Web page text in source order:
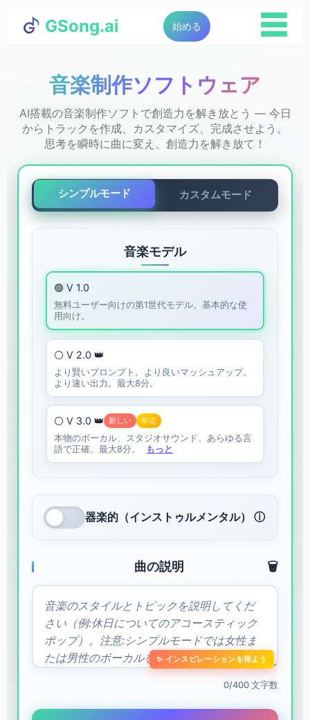
GSong.ai 始める ☰
音楽制作ソフトウェア
AI搭載の音楽制作ソフトで創造力を解き放とう — 今日
からトラックを作成、カスタマイズ、完成させよう。
思考を瞬時に曲に変え、創造力を解き放て！
シンプルモード カスタムモード
音楽モデル
🟣 V 1.0
無料ユーザー向けの第1世代モデル。基本的な使
用向け。
⚪ V 2.0 👑
より賢いプロンプト。より良いマッシュアップ。
より速い出力。最大8分。
⚪ V 3.0 👑 新しい 年次
本物のボーカル、スタジオサウンド、あらゆる言
語で正確、最大8分。
もっと
器楽的（インストゥルメンタル） ⓘ
曲の説明 🗑️
✨ インスピレーションを得よう
0/400 文字数